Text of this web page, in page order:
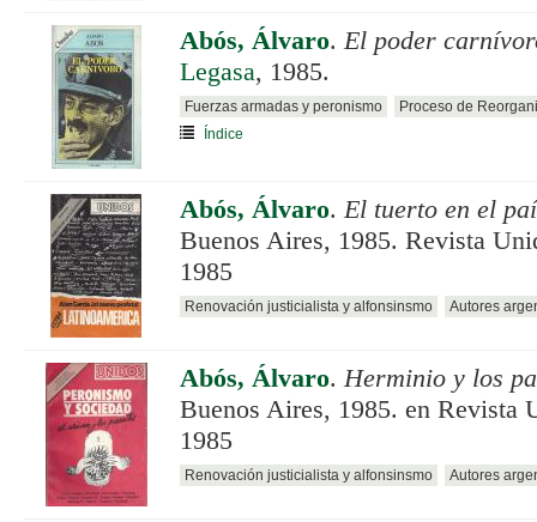
Abós, Álvaro.El poder
Legasa, 1985.
Fuerzas armadas y peronismo
Proceso de
Índice
Abós, Álvaro.El tuerto en el
Buenos Aires, 1985. Revista
1985
Renovación justicialista y alfonsinsmo Autores
Abós, Álvaro. Herminio y los
Buenos Aires, 1985. en Revista
1985
Renovación justicialista y alfonsinsmo Autores